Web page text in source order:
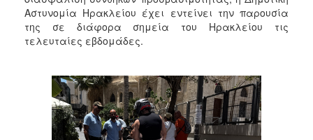
ΠΟΛΗΑστυνομία Ηρακλείου έχει εντείνει την παρουσία
της σε διάφορα σημεία του Ηρακλείου τις
τελευταίες εβδομάδες.